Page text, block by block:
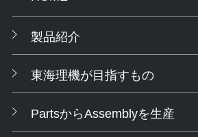
製品紹介
東海理機が目指すもの
PartsからAssemblyを生産